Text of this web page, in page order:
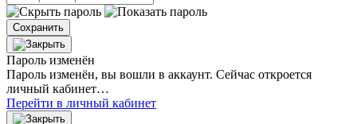
Сохранить
Пароль изменён
Пароль изменён, вы вошли в аккаунт. Сейчас откроется
личный кабинет…
Перейти в личный кабинет